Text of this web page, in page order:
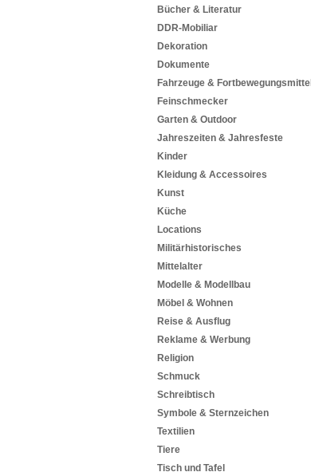
Bücher & Literatur
DDR-Mobiliar
Dekoration
Dokumente
Fahrzeuge & Fortbewegungsmittel
Feinschmecker
Garten & Outdoor
Jahreszeiten & Jahresfeste
Kinder
Kleidung & Accessoires
Kunst
Küche
Locations
Militärhistorisches
Mittelalter
Modelle & Modellbau
Möbel & Wohnen
Reise & Ausflug
Reklame & Werbung
Religion
Schmuck
Schreibtisch
Symbole & Sternzeichen
Textilien
Tiere
Tisch und Tafel